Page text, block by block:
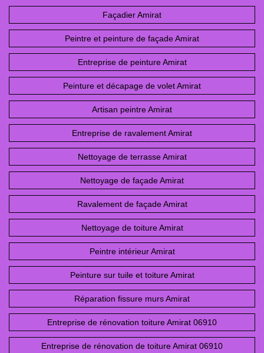
Façadier Amirat
Peintre et peinture de façade Amirat
Entreprise de peinture Amirat
Peinture et décapage de volet Amirat
Artisan peintre Amirat
Entreprise de ravalement Amirat
Nettoyage de terrasse Amirat
Nettoyage de façade Amirat
Ravalement de façade Amirat
Nettoyage de toiture Amirat
Peintre intérieur Amirat
Peinture sur tuile et toiture Amirat
Réparation fissure murs Amirat
Entreprise de rénovation toiture Amirat 06910
Entreprise de rénovation de toiture Amirat 06910